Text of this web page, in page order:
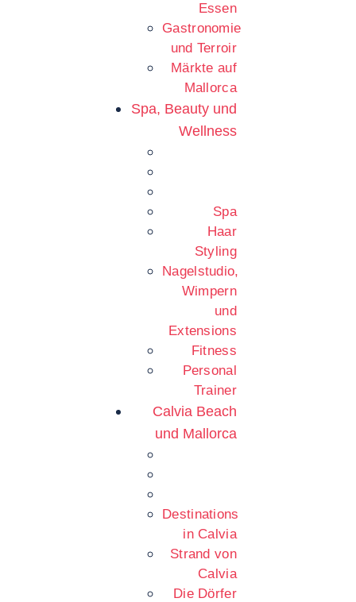
Essen
Gastronomie
und Terroir
Märkte auf
Mallorca
Spa, Beauty und
Wellness
Spa
Haar
Styling
Nagelstudio,
Wimpern
und
Extensions
Fitness
Personal
Trainer
Calvia Beach
und Mallorca
Destinations
in Calvia
Strand von
Calvia
Die Dörfer